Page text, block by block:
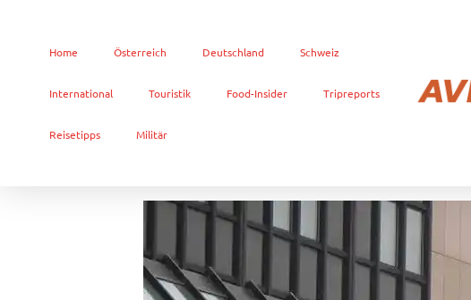
Home Österreich Deutschland Schweiz
International Touristik Food-Insider Tripreports
Reisetipps Militär